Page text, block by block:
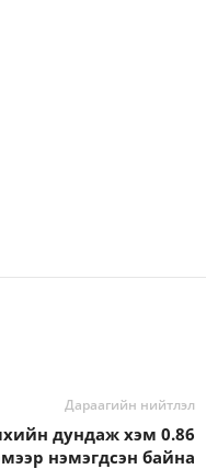
Дараагийн нийтлэл
дундаж хэм 0.86
нэмэгдсэн байна